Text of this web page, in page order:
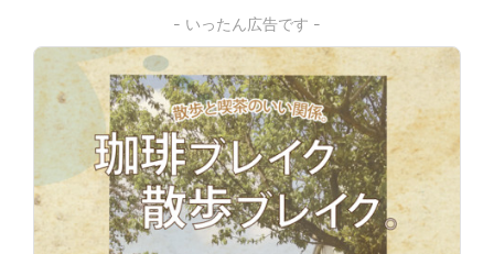
- いったん広告です -